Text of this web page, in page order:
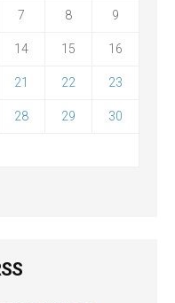
7 8 9
14 15 16
21 22 23
28 29 30